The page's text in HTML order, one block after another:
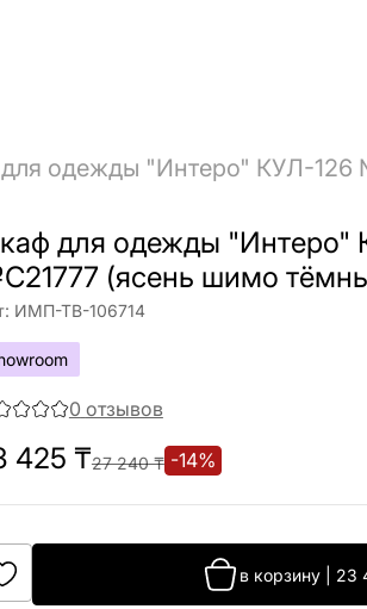
одежды "Интеро" КУЛ-
для одежды "Интеро"
(ясень шимо
ИМП-ТВ-106714
0 отзывов
425 ₸27 240₸ -14%
в корзину| 23